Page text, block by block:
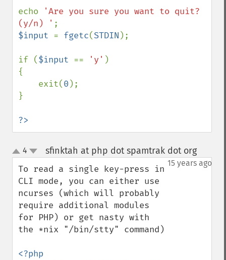
echo
'Are you sure you want to quit?
(y/n) '
$input = fgetc(STDIN );
if ($input == 'y' )
{
    exit(
0 );
}
?>
up
down
4 sfinktah at php dot spamtrak dot org¶
15 years ago
To read a single key-press in
CLI mode, you can either use
ncurses (which will probably
require additional modules
for PHP) or get nasty with
the *nix "/bin/stty" command)
<?php